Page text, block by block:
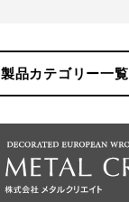
製品カテゴリー一覧